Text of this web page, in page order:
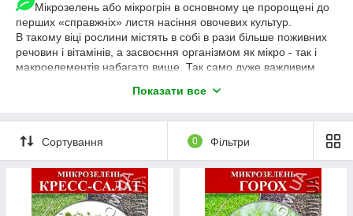
Мікрозелень або мікрогрін в основному це пророщені до
перших «справжніх» листя насіння овочевих культур.
В такому віці рослини містять в собі в рази більше поживних
речовин і вітамінів, а засвоєння організмом як мікро - так і
макроелементів набагато вище. Так само дуже важливим
Несе користь, а так само гастрономічне і естетичне
Можливість вирощування як вдома так і в промислових
масштабах;
Отримання всіх необхідних для організму вітамінів і
Показати все
Сортування 0 Фільтри